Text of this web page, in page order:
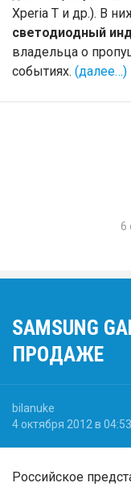
Xperia T и др.). В
светодиодный
владельца о
событиях. (далее…)
6
SAMSUNG
ПРОДАЖЕ
bilanuke
4 октября 2012 в 04:53
Российское